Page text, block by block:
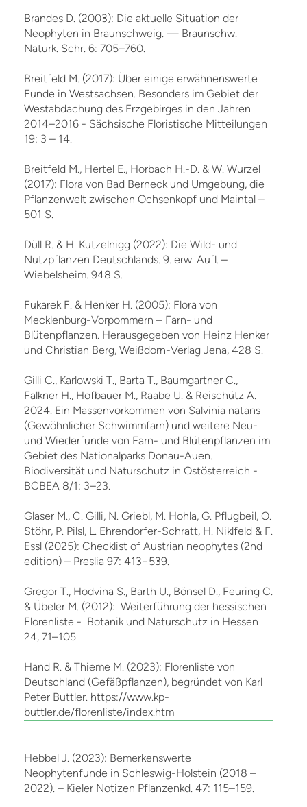
Brandes D. (2003): Die aktuelle Situation der
Neophyten in Braunschweig. — Braunschw.
Naturk. Schr. 6: 705–760.
Breitfeld M. (2017): Über einige erwähnenswerte
Funde in Westsachsen. Besonders im Gebiet der
Westabdachung des Erzgebirges in den Jahren
2014–2016 - Sächsische Floristische Mitteilungen
19: 3 – 14.
Breitfeld M., Hertel E., Horbach H.-D. & W. Wurzel
(2017): Flora von Bad Berneck und Umgebung, die
Pflanzenwelt zwischen Ochsenkopf und Maintal –
501 S.
Düll R. & H. Kutzelnigg (2022): Die Wild- und
Nutzpflanzen Deutschlands. 9. erw. Aufl. –
Wiebelsheim. 948 S.
Fukarek F. & Henker H. (2005): Flora von
Mecklenburg-Vorpommern – Farn- und
Blütenpflanzen. Herausgegeben von Heinz Henker
und Christian Berg, Weißdorn-Verlag Jena, 428 S.
Gilli C., Karlowski T., Barta T., Baumgartner C.,
Falkner H., Hofbauer M., Raabe U. & Reischütz A.
2024. Ein Massenvorkommen von Salvinia natans
(Gewöhnlicher Schwimmfarn) und weitere Neu-
und Wiederfunde von Farn- und Blütenpflanzen im
Gebiet des Nationalparks Donau-Auen.
Biodiversität und Naturschutz in Ostösterreich -
BCBEA 8/1: 3–23.
Glaser M., C. Gilli, N. Griebl, M. Hohla, G. Pflugbeil, O.
Stöhr, P. Pilsl, L. Ehrendorfer-Schratt, H. Niklfeld & F.
Essl (2025): Checklist of Austrian neophytes (2nd
edition) – Preslia 97: 413−539.
Gregor T., Hodvina S., Barth U., Bönsel D., Feuring C.
& Übeler M. (2012): Weiterführung der hessischen
Florenliste - Botanik und Naturschutz in Hessen
24, 71–105.
Hand R. & Thieme M. (2023): Florenliste von
Deutschland (Gefäßpflanzen), begründet von Karl
Peter Buttler. https://www.kp-
buttler.de/florenliste/index.htm
Hebbel J. (2023): Bemerkenswerte
Neophytenfunde in Schleswig-Holstein (2018 –
2022). – Kieler Notizen Pflanzenkd. 47: 115–159.